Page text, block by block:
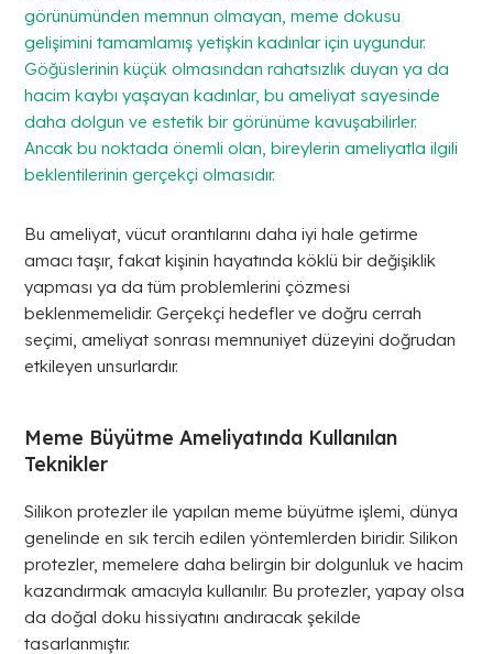
görünümünden memnun olmayan, meme dokusu
gelişimini tamamlamış yetişkin kadınlar için uygundur.
Göğüslerinin küçük olmasından rahatsızlık duyan ya da
hacim kaybı yaşayan kadınlar, bu ameliyat sayesinde
daha dolgun ve estetik bir görünüme kavuşabilirler.
Ancak bu noktada önemli olan, bireylerin ameliyatla ilgili
beklentilerinin gerçekçi olmasıdır.
Bu ameliyat, vücut orantılarını daha iyi hale getirme
amacı taşır, fakat kişinin hayatında köklü bir değişiklik
yapması ya da tüm problemlerini çözmesi
beklenmemelidir. Gerçekçi hedefler ve doğru cerrah
seçimi, ameliyat sonrası memnuniyet düzeyini doğrudan
etkileyen unsurlardır.
Meme Büyütme Ameliyatında Kullanılan
Teknikler
Silikon protezler ile yapılan meme büyütme işlemi, dünya
genelinde en sık tercih edilen yöntemlerden biridir. Silikon
protezler, memelere daha belirgin bir dolgunluk ve hacim
kazandırmak amacıyla kullanılır. Bu protezler, yapay olsa
da doğal doku hissiyatını andıracak şekilde
tasarlanmıştır.